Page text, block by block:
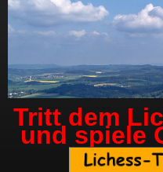
Tritt dem
und spiele